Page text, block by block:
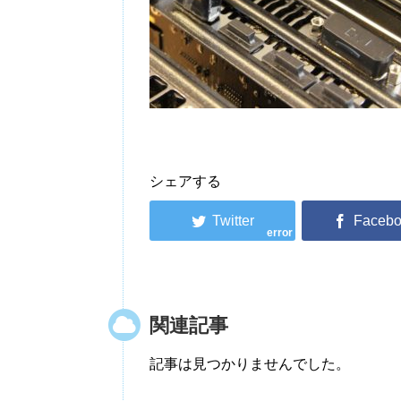
シェアする
error
関連記事
記事は見つかりませんでした。